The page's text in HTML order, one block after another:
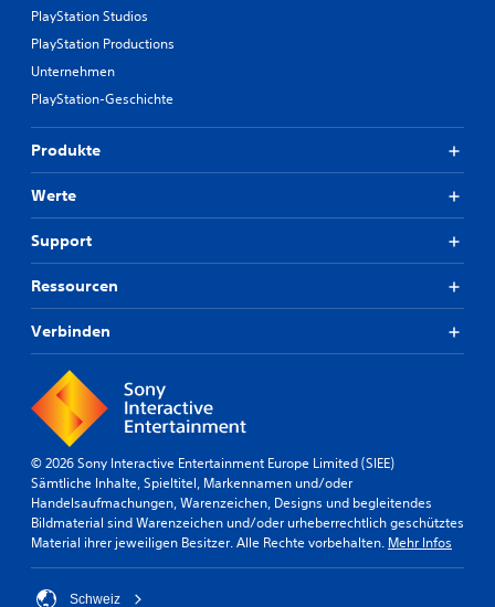
PlayStation Studios
PlayStation Productions
Unternehmen
PlayStation-Geschichte
Produkte
Werte
Support
Ressourcen
Verbinden
© 2026 Sony Interactive Entertainment Europe Limited (SIEE)
Sämtliche Inhalte, Spieltitel, Markennamen und/oder
Handelsaufmachungen, Warenzeichen, Designs und begleitendes
Bildmaterial sind Warenzeichen und/oder urheberrechtlich geschütztes
Material ihrer jeweiligen Besitzer. Alle Rechte vorbehalten. Mehr Infos
Schweiz